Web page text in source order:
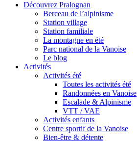
Découvrez Pralognan
Berceau de l’alpinisme
Station village
Station familiale
La montagne en été
Parc national de la Vanoise
Le blog
Activités
Activités été
Toutes les activités été
Randonnées en Vanoise
Escalade & Alpinisme
VTT / VAE
Activités enfants
Centre sportif de la Vanoise
Bien-être & détente